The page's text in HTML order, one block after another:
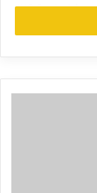
कॉउंसिलिंग के पोर्टल
होगा। सत्र 2023-
अभ्यर्थियों आवश्यक
छत्तीसगढ़ के स्थानीय
अथवा उसके
कार्मिकों के स्थानीय